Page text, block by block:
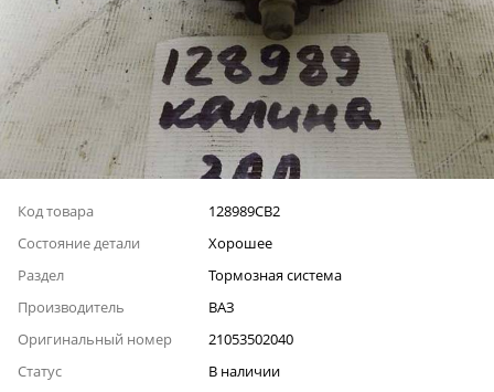
Код товара
128989СВ2
Состояние детали
Хорошее
Раздел
Тормозная система
Производитель
ВАЗ
Оригинальный номер
21053502040
Статус
В наличии